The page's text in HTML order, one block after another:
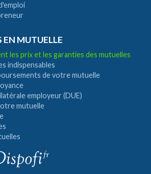
EN MUTUELLE
les prix et les garanties des mutuelles
indispensables
de votre mutuelle
employeur (DUE)
mutuelle